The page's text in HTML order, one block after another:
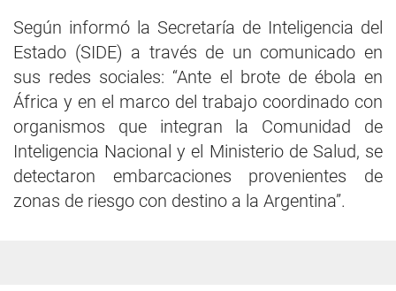
Según informó la Secretaría de Inteligencia del
Estado (SIDE) a través de un comunicado en
sus redes sociales: “Ante el brote de ébola en
África y en el marco del trabajo coordinado con
organismos que integran la Comunidad de
Inteligencia Nacional y el Ministerio de Salud, se
detectaron embarcaciones provenientes de
zonas de riesgo con destino a la Argentina”.